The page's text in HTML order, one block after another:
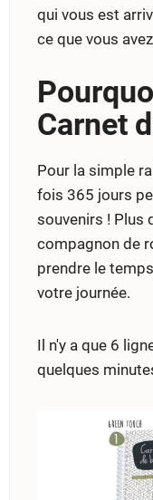
qui vous est
ce que vous
Carnet
Pour la simple
fois 365 jours
souvenirs ! Plus
compagnon de
prendre le
votre journée.
Il n'y a que 6
quelques